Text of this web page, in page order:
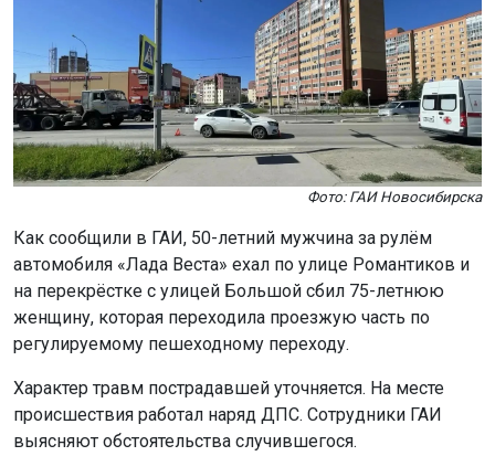
Фото: ГАИ Новосибирска
Как сообщили в ГАИ, 50-летний мужчина за рулём
автомобиля «Лада Веста» ехал по улице Романтиков и
на перекрёстке с улицей Большой сбил 75-летнюю
женщину, которая переходила проезжую часть по
регулируемому пешеходному переходу.
Характер травм пострадавшей уточняется. На месте
происшествия работал наряд ДПС. Сотрудники ГАИ
выясняют обстоятельства случившегося.